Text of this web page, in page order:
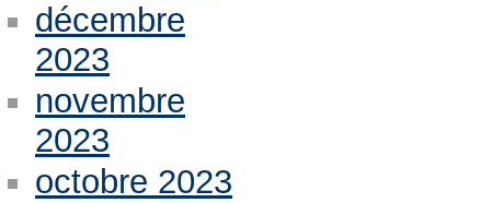
décembre
2023
novembre
2023
octobre 2023